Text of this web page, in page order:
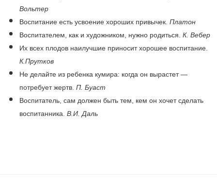
Вольтер
Воспитание есть усвоение хороших привычек. Платон
Воспитателем, как и художником, нужно родиться. К. Вебер
Их всех плодов наилучшие приносит хорошее воспитание.
К.Прутков
Не делайте из ребенка кумира: когда он вырастет —
потребует жертв. П. Буаст
Воспитатель, сам должен быть тем, кем он хочет сделать
воспитанника. В.И. Даль